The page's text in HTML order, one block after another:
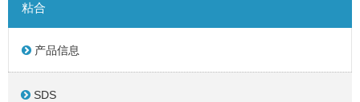
粘合
产品信息
SDS